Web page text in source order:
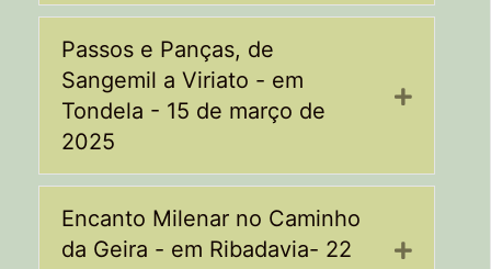
Passos e Panças, de
Sangemil a Viriato - em
Tondela - 15 de março de
2025
Expand
Encanto Milenar no Caminho
da Geira - em Ribadavia- 22
Expand